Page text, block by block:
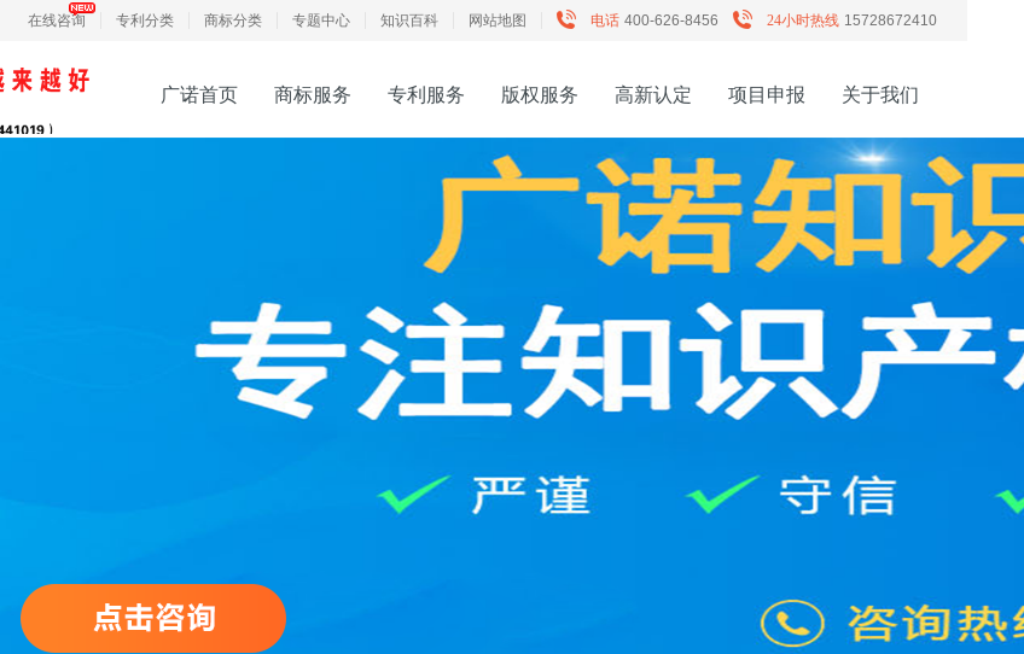
在线咨询 专利分类 商标分类 专题中心 知识百科 网站地图 电话 400-626-8456 24小时热线 15728672410
广诺首页 商标服务 专利服务 版权服务 高新认定 项目申报 关于我们